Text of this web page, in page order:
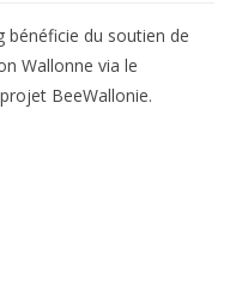
du soutien de
Wallonne via le
BeeWallonie.